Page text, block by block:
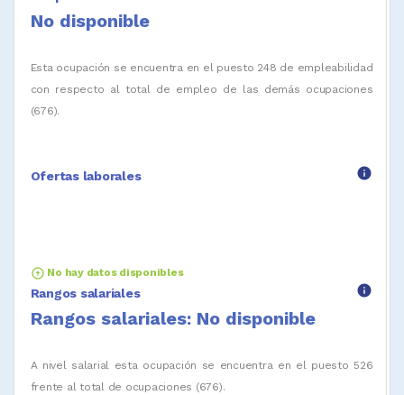
No disponible
Esta ocupación se encuentra en el puesto 248 de empleabilidad
con respecto al total de empleo de las demás ocupaciones
(676).
Ofertas laborales info
arrow_circle_up No hay datos disponibles
Rangos salariales info
Rangos salariales: No disponible
A nivel salarial esta ocupación se encuentra en el puesto 526
frente al total de ocupaciones (676).